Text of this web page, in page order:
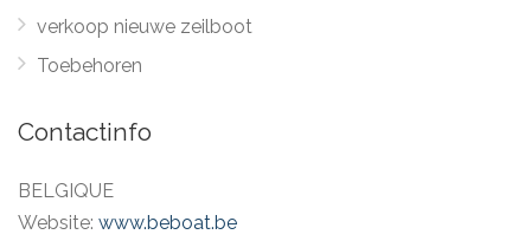
verkoop nieuwe zeilboot
Toebehoren
Contactinfo
BELGIQUE
Website: www.beboat.be